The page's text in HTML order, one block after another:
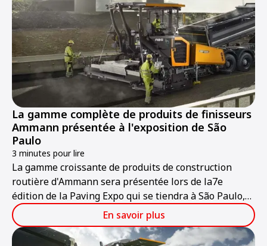
La gamme complète de produits de finisseurs
Ammann présentée à l'exposition de São
Paulo
3 minutes pour lire
La gamme croissante de produits de construction
routière d'Ammann sera présentée lors de la7e
édition de la Paving Expo qui se tiendra à São Paulo,
au Brésil, du 22 au 24 octobre. Les experts d'Ammann
seront présents sur le stand NR 64 pour discuter des
finisseurs, des matériels de compactage légers et
En savoir plus